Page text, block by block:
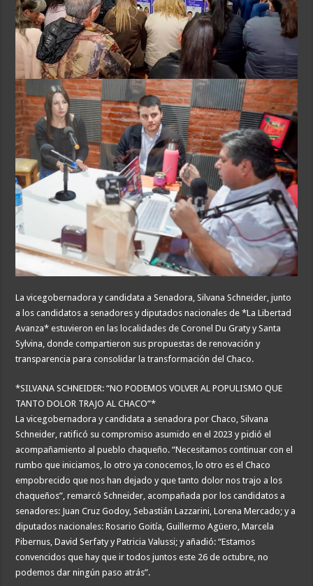
La vicegobernadora y candidata a Senadora, Silvana Schneider, junto
a los candidatos a senadores y diputados nacionales de *La Libertad
Avanza* estuvieron en las localidades de Coronel Du Graty y Santa
Sylvina, donde compartieron sus propuestas de renovación y
transparencia para consolidar la transformación del Chaco.
*SILVANA SCHNEIDER: “NO PODEMOS VOLVER AL POPULISMO QUE
TANTO DOLOR TRAJO AL CHACO”*
La vicegobernadora y candidata a senadora por Chaco, Silvana
Schneider, ratificó su compromiso asumido en el 2023 y pidió el
acompañamiento al pueblo chaqueño. “Necesitamos continuar con el
rumbo que iniciamos, lo otro ya conocemos, lo otro es el Chaco
empobrecido que nos han dejado y que tanto dolor nos trajo a los
chaqueños”, remarcó Schneider, acompañada por los candidatos a
senadores: Juan Cruz Godoy, Sebastián Lazzarini, Lorena Mercado; y a
diputados nacionales: Rosario Goitía, Guillermo Agüero, Marcela
Pibernus, David Serfaty y Patricia Valussi; y añadió: “Estamos
convencidos que hay que ir todos juntos este 26 de octubre, no
podemos dar ningún paso atrás”.